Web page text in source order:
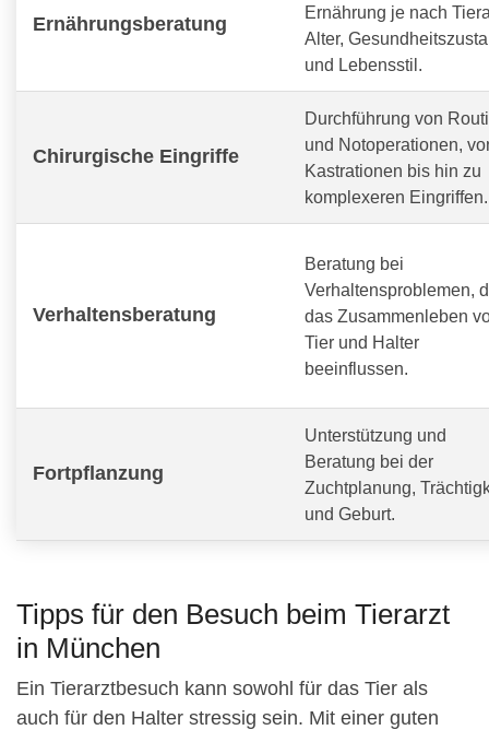
Ernährungsberatung
Ernährung je nach
Alter,
und Lebensstil.
Chirurgische Eingriffe
Durchführung von
und Notoperationen,
Kastrationen bis hin zu
komplexeren Eingriffen.
Verhaltensberatung
Beratung bei
Verhaltensproblemen,
das Zusammenleben
Tier und Halter
beeinflussen.
Fortpflanzung
Unterstützung und
Beratung bei der
Zuchtplanung,
und Geburt.
Tipps für den Besuch beim Tierarzt
in München
Ein Tierarztbesuch kann sowohl für das Tier als
auch für den Halter stressig sein. Mit einer guten